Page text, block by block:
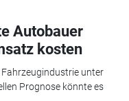
Autobauer
kosten
unter
Prognose könnte es